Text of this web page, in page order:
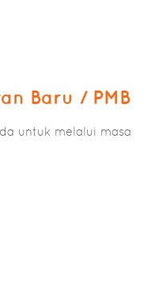
Baru / PMB
untuk melalui masa